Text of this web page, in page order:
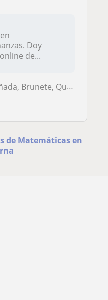
Doy
de...
Villanueva del Pardillo, B...
de Matemáticas en